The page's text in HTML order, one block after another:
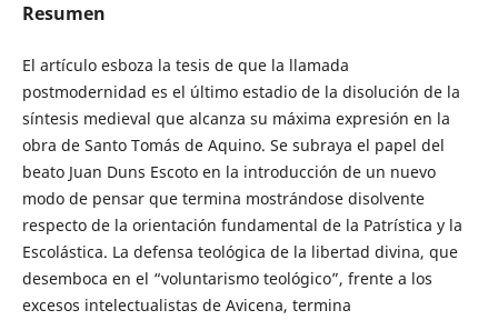
Resumen
El artículo esboza la tesis de que la llamada
postmodernidad es el último estadio de la disolución de la
síntesis medieval que alcanza su máxima expresión en la
obra de Santo Tomás de Aquino. Se subraya el papel del
beato Juan Duns Escoto en la introducción de un nuevo
modo de pensar que termina mostrándose disolvente
respecto de la orientación fundamental de la Patrística y la
Escolástica. La defensa teológica de la libertad divina, que
desemboca en el “voluntarismo teológico”, frente a los
excesos intelectualistas de Avicena, termina